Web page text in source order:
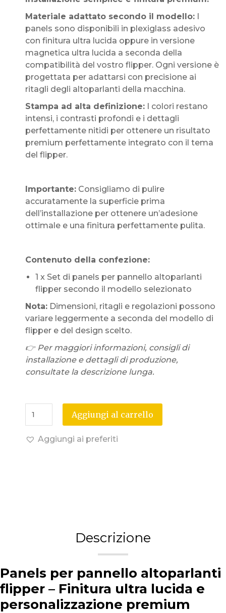
Materiale adattato secondo il modello: I
panels sono disponibili in plexiglass adesivo
con finitura ultra lucida oppure in versione
magnetica ultra lucida a seconda della
compatibilità del vostro flipper. Ogni versione è
progettata per adattarsi con precisione ai
ritagli degli altoparlanti della macchina.
Stampa ad alta definizione: I colori restano
intensi, i contrasti profondi e i dettagli
perfettamente nitidi per ottenere un risultato
premium perfettamente integrato con il tema
del flipper.
Importante: Consigliamo di pulire
accuratamente la superficie prima
dell’installazione per ottenere un’adesione
ottimale e una finitura perfettamente pulita.
Contenuto della confezione:
1 x Set di panels per pannello altoparlanti
flipper secondo il modello selezionato
Nota: Dimensioni, ritagli e regolazioni possono
variare leggermente a seconda del modello di
flipper e del design scelto.
👉 Per maggiori informazioni, consigli di
installazione e dettagli di produzione,
consultate la descrizione lunga.
Aggiungi al carrello
Aggiungi ai preferiti
Descrizione
Panels per pannello altoparlanti
flipper – Finitura ultra lucida e
personalizzazione premium